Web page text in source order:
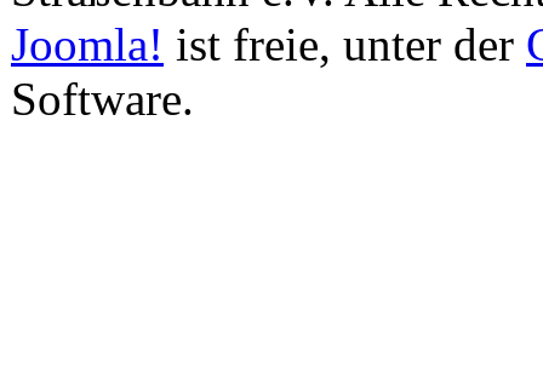
Joomla! ist freie, unter der
Software.